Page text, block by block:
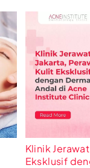
Klinik
Eksklusif